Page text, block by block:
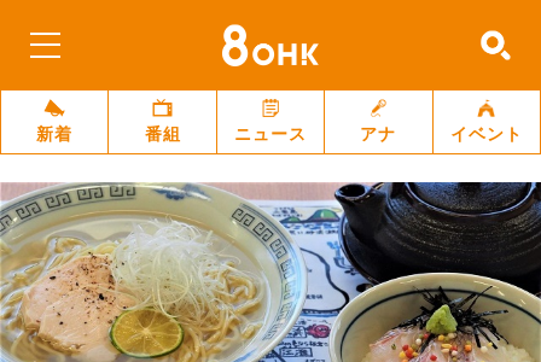
新着 番組 ニュース アナ イベント